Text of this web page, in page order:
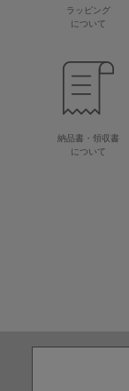
ラッピング
について
納品書・領収書
について